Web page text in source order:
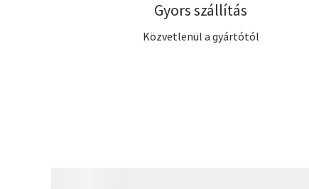
Gyors szállítás
Közvetlenül a gyártótól